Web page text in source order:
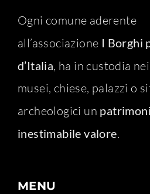
Ogni comune aderente
all’associazione I Borghi
d’Italia, ha in custodia
musei, chiese, palazzi o
archeologici un
inestimabile valore.
MENU